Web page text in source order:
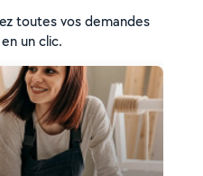
toutes vos demandes
un clic.